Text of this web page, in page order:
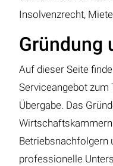
Insolvenzrecht,
Gründung
Auf dieser Seite
Serviceangebot zum
Übergabe. Das
Betriebsnachfolgern
professionelle